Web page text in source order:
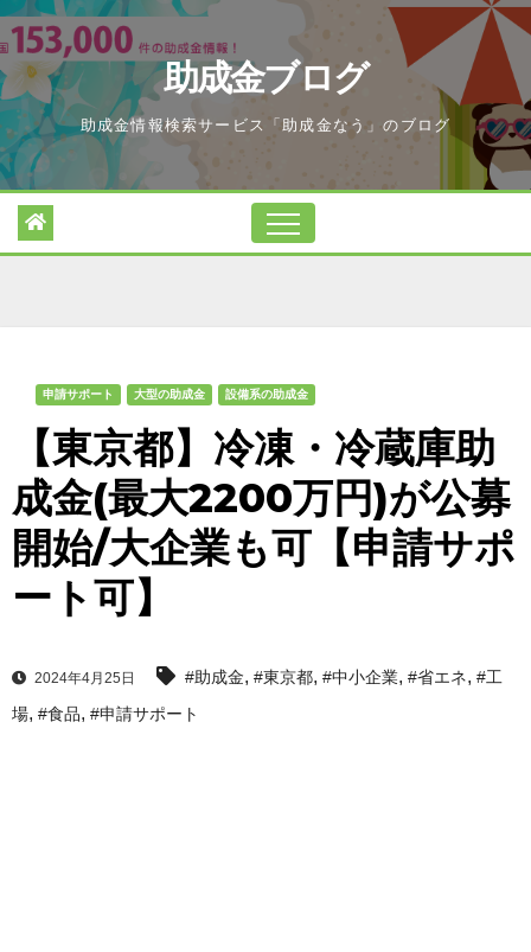
Skip
to
content
助成金ブログ
助成金情報検索サービス「助成金なう」のブログ
申請サポート 大型の助成金 設備系の助成金
【東京都】冷凍・冷蔵庫助
成金(最大2200万円)が公募
開始/大企業も可【申請サポ
ート可】
2024年4月25日 #助成金, #東京都, #中小企業, #省エネ, #工
場, #食品, #申請サポート